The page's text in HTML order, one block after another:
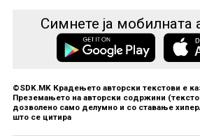
Симнете ја мобилната
©SDK.MK Крадењето авторски текстови е
Преземањето на авторски содржини
дозволено само делумно и со ставање
што се цитира